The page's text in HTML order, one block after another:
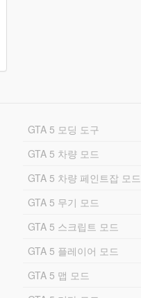
GTA 5 모딩 도구
GTA 5 차량 모드
GTA 5 차량 페인트잡 모드
GTA 5 무기 모드
GTA 5 스크립트 모드
GTA 5 플레이어 모드
GTA 5 맵 모드